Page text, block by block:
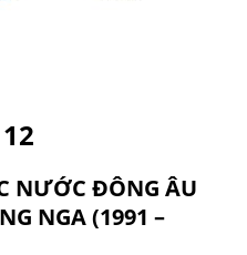
NƯỚC ĐÔNG ÂU
NGA (1991 –